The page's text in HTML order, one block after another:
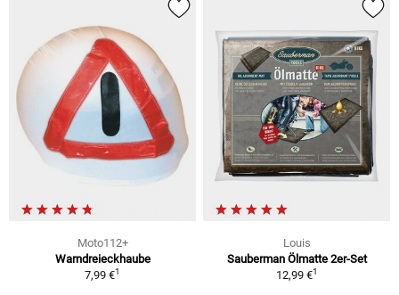
Moto112+
Warndreieckhaube
7,99 €1
Louis
Sauberman Ölmatte 2er-Set
12,99 €1